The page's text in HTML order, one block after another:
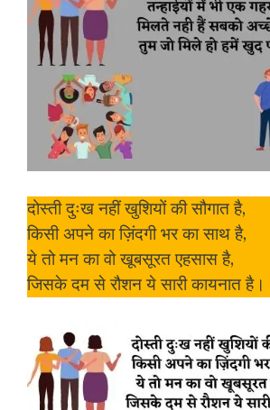
दोस्ती दुःख नहीं खुशियों की सौगात है,
किसी अपने का ज़िंदगी भर का साथ है,
ये तो मन का वो खूबसूरत एहसास है,
जिसके दम से रौशन ये सारी कायनात है।